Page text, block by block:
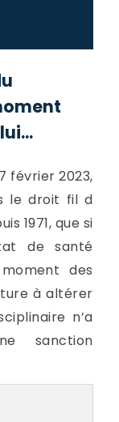
février 2023,
le droit fil d
1971, que si
de santé
des
à altérer
n’a
sanction